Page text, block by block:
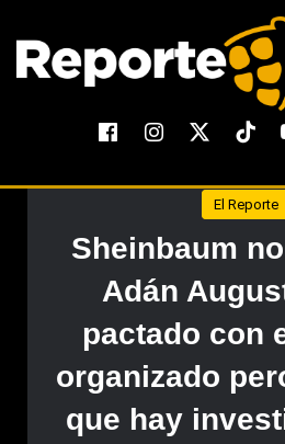
El Reporte
Sheinbaum
Adán
pactado con
organizado
que hay